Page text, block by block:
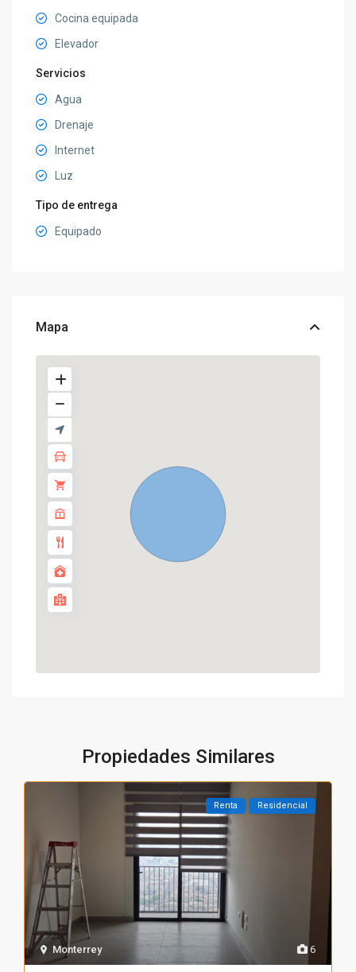
Cocina equipada
Elevador
Servicios
Agua
Drenaje
Internet
Luz
Tipo de entrega
Equipado
Mapa
Propiedades Similares
6
Monterrey
Renta Residencial